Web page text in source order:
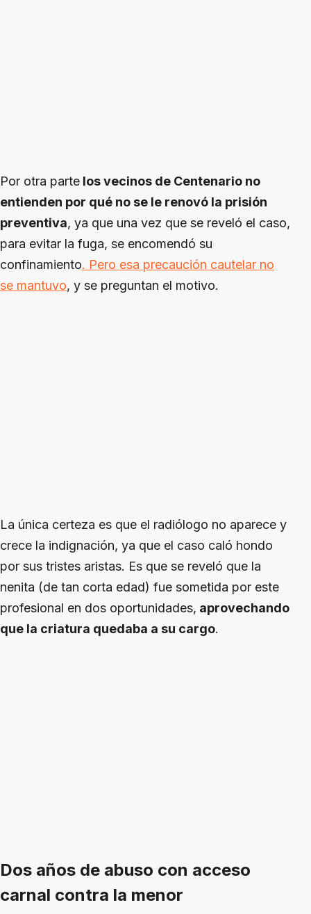
Por otra parte los vecinos de Centenario no
entienden por qué no se le renovó la prisión
preventiva, ya que una vez que se reveló el caso,
para evitar la fuga, se encomendó su
confinamiento. Pero esa precaución cautelar no
se mantuvo, y se preguntan el motivo.
La única certeza es que el radiólogo no aparece y
crece la indignación, ya que el caso caló hondo
por sus tristes aristas. Es que se reveló que la
nenita (de tan corta edad) fue sometida por este
profesional en dos oportunidades, aprovechando
que la criatura quedaba a su cargo.
Dos años de abuso con acceso
carnal contra la menor